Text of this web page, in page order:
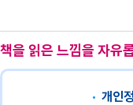
책을 읽은 느낌을 자유
개인